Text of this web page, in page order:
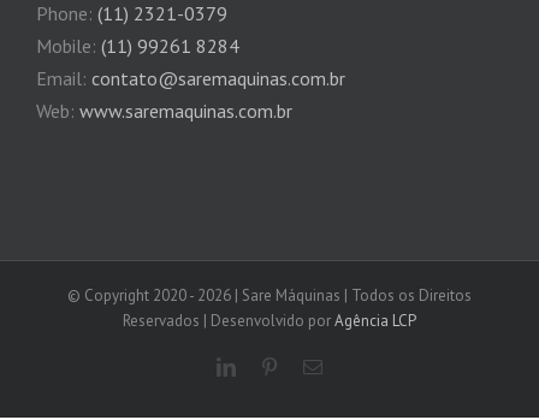
Phone: (11) 2321-0379
Mobile: (11) 99261 8284
Email: contato@saremaquinas.com.br
Web: www.saremaquinas.com.br
© Copyright 2020 - 2026 | Sare Máquinas | Todos os Direitos
Reservados | Desenvolvido porAgência LCP
LinkedInPinterestEmail